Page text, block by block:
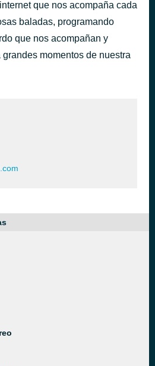
hace 1 hora
que nos acompaña cada
baladas, programando
que nos acompañan y
momentos de nuestra